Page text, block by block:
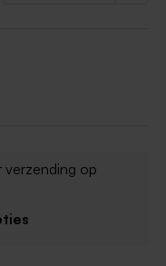
verzending op